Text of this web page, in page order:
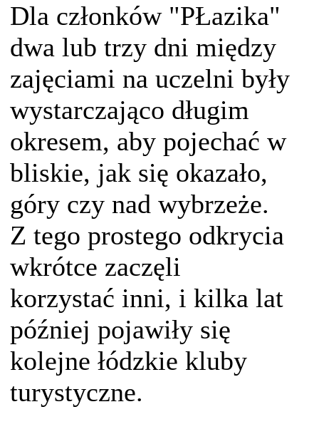
Dla członków "PŁazika"
dwa lub trzy dni między
zajęciami na uczelni były
wystarczająco długim
okresem, aby pojechać w
bliskie, jak się okazało,
góry czy nad wybrzeże.
Z tego prostego odkrycia
wkrótce zaczęli
korzystać inni, i kilka lat
później pojawiły się
kolejne łódzkie kluby
turystyczne.